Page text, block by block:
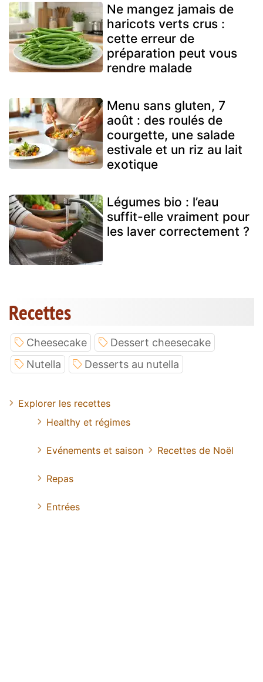
Ne mangez jamais de
haricots verts crus :
cette erreur de
préparation peut vous
rendre malade
Menu sans gluten, 7
août : des roulés de
courgette, une salade
estivale et un riz au lait
exotique
Légumes bio : l’eau
suffit-elle vraiment pour
les laver correctement ?
Recettes
Cheesecake
Dessert cheesecake
Nutella
Desserts au nutella
Explorer les recettes
Healthy et régimes
Evénements et saison Recettes de Noël
Repas
Entrées